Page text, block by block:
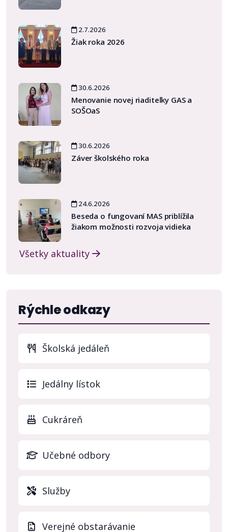
2.7.2026
Žiak roka 2026
30.6.2026
Menovanie novej riaditeľky GAS a
SOŠOaS
30.6.2026
Záver školského roka
24.6.2026
Beseda o fungovaní MAS priblížila
žiakom možnosti rozvoja vidieka
Všetky aktuality
Rýchle odkazy
Školská jedáleň
Jedálny lístok
Cukráreň
Učebné odbory
Služby
Verejné obstarávanie